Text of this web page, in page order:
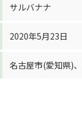
サルバナナ
2020年5月23日
名古屋市(愛知県)、